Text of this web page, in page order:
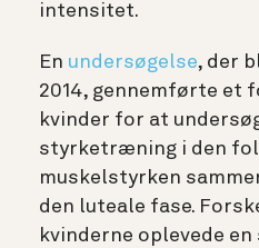
intensitet.
En undersøgelse, der
2014, gennemførte et
kvinder for at
styrketræning i den
muskelstyrken
den luteale fase.
kvinderne oplevede